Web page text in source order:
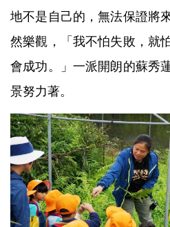
地不是自己的，無法保證將
然樂觀，「我不怕失敗，就
會成功。」一派開朗的蘇秀
景努力著。